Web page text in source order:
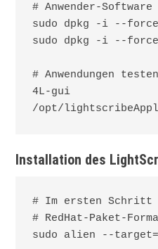
# Anwender-
sudo dpkg -i --
sudo dpkg -i --
# Anwendungen
4L-gui
/opt/
Installation des
# Im ersten Schritt
# RedHat-Paket-
sudo alien --